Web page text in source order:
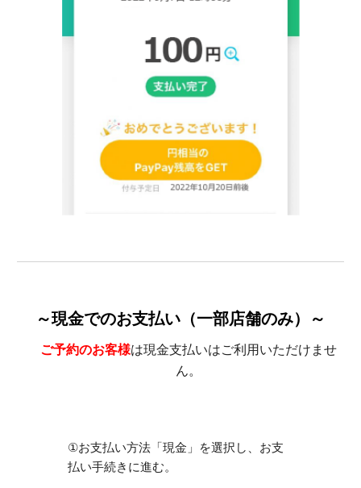
～現金でのお支払い（一部店舗のみ）～
ご予約のお客様は現金支払いはご利用いただけませ
ん。
①お支払い方法「現金」を選択し、お支
払い手続きに進む。